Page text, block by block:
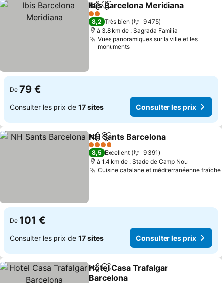
PartagerAjouter à mes favoris
Ibis Barcelona Meridiana
2 Étoiles
8,2 Très bien
9 475
à 3.8 km de : Sagrada Familia
Vues panoramiques sur la ville et les
monuments
De 79 €
Consulter les prix de 17 sites Consulter les prix
PartagerAjouter à mes favoris
NH Sants Barcelona
4 Étoiles
8,5 Excellent
9 391
à 1.4 km de : Stade de Camp Nou
Cuisine catalane et méditerranéenne fraîche
De 101 €
Consulter les prix de 17 sites Consulter les prix
PartagerAjouter à mes favoris
Hotel Casa Trafalgar
Barcelona